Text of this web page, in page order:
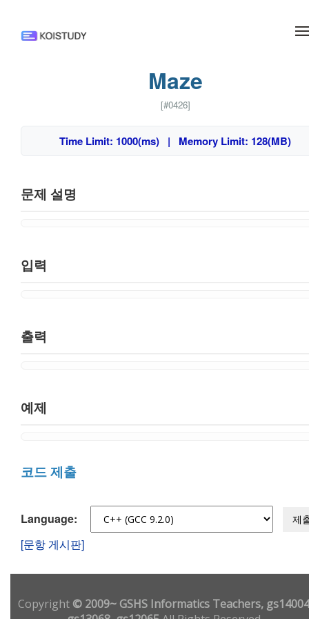
Maze
[#0426]
Time Limit: 1000(ms) | Memory Limit: 128(MB)
문제 설명
입력
출력
예제
코드 제출
Language: 제
[문항 게시판]
Copyright© 2009~ GSHS Informatics Teachers,